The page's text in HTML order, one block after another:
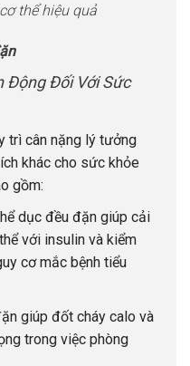
thể hiệu quả
Động Đối Với Sức
trì cân nặng lý tưởng
khác cho sức khỏe
gồm:
dục đều đặn giúp cải
với insulin và kiểm
cơ mắc bệnh tiểu
giúp đốt cháy calo và
trong việc phòng